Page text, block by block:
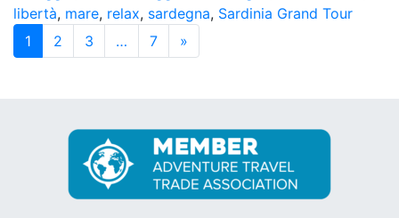
libertà, mare, relax, sardegna, Sardinia Grand Tour
Navigazione
degli
1 2 3 … 7 »